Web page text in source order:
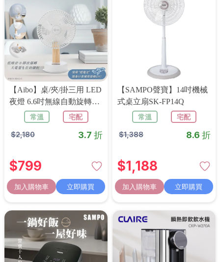
【aibo】桌/夾/掛三用 LED
夜燈 6.6吋無線自動旋轉充
電風扇常溫 宅配
$2,180 3.7 折
$799
加入購物車 立即購買
【SAMPO聲寶】14吋機械
式桌立扇SK-FP14Q
常溫
宅配
$1,388 8.6 折
$1,188
加入購物車 立即購買